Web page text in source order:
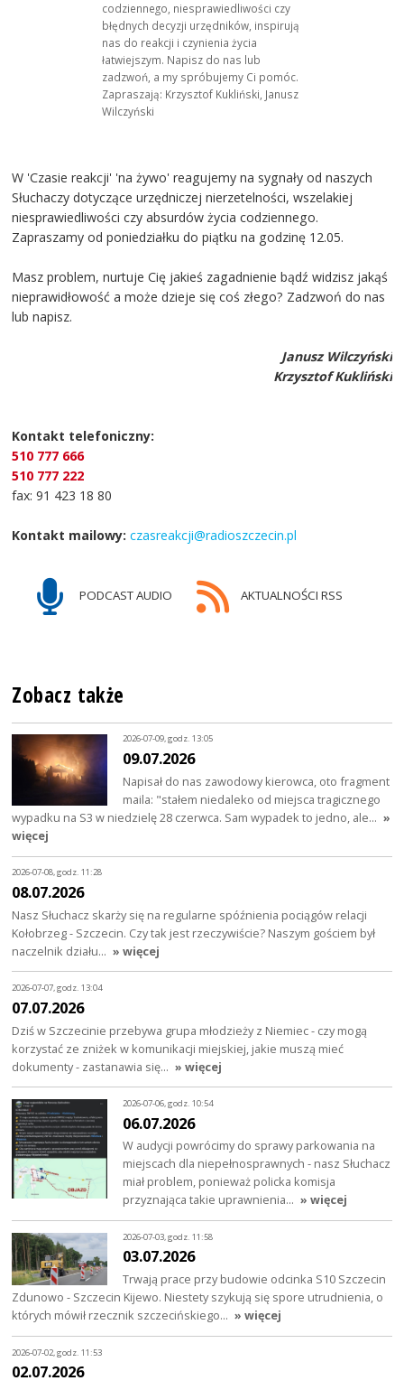
codziennego, niesprawiedliwości czy
błędnych decyzji urzędników, inspirują
nas do reakcji i czynienia życia
łatwiejszym. Napisz do nas lub
zadzwoń, a my spróbujemy Ci pomóc.
Zapraszają: Krzysztof Kukliński, Janusz
Wilczyński
W 'Czasie reakcji' 'na żywo' reagujemy na sygnały od naszych
Słuchaczy dotyczące urzędniczej nierzetelności, wszelakiej
niesprawiedliwości czy absurdów życia codziennego.
Zapraszamy od poniedziałku do piątku na godzinę 12.05.
Masz problem, nurtuje Cię jakieś zagadnienie bądź widzisz jakąś
nieprawidłowość a może dzieje się coś złego? Zadzwoń do nas
lub napisz.
Janusz Wilczyński
Krzysztof Kukliński
Kontakt telefoniczny:
510 777 666
510 777 222
fax: 91 423 18 80
Kontakt mailowy: czasreakcji@radioszczecin.pl
PODCAST AUDIO AKTUALNOŚCI RSS
Zobacz także
2026-07-09, godz. 13:05
09.07.2026
Napisał do nas zawodowy kierowca, oto fragment
maila: "stałem niedaleko od miejsca tragicznego
wypadku na S3 w niedzielę 28 czerwca. Sam wypadek to jedno, ale… »
więcej
2026-07-08, godz. 11:28
08.07.2026
Nasz Słuchacz skarży się na regularne spóźnienia pociągów relacji
Kołobrzeg - Szczecin. Czy tak jest rzeczywiście? Naszym gościem był
naczelnik działu… » więcej
2026-07-07, godz. 13:04
07.07.2026
Dziś w Szczecinie przebywa grupa młodzieży z Niemiec - czy mogą
korzystać ze zniżek w komunikacji miejskiej, jakie muszą mieć
dokumenty - zastanawia się… » więcej
2026-07-06, godz. 10:54
06.07.2026
W audycji powrócimy do sprawy parkowania na
miejscach dla niepełnosprawnych - nasz Słuchacz
miał problem, ponieważ policka komisja
przyznająca takie uprawnienia… » więcej
2026-07-03, godz. 11:58
03.07.2026
Trwają prace przy budowie odcinka S10 Szczecin
Zdunowo - Szczecin Kijewo. Niestety szykują się spore utrudnienia, o
których mówił rzecznik szczecińskiego… » więcej
2026-07-02, godz. 11:53
02.07.2026